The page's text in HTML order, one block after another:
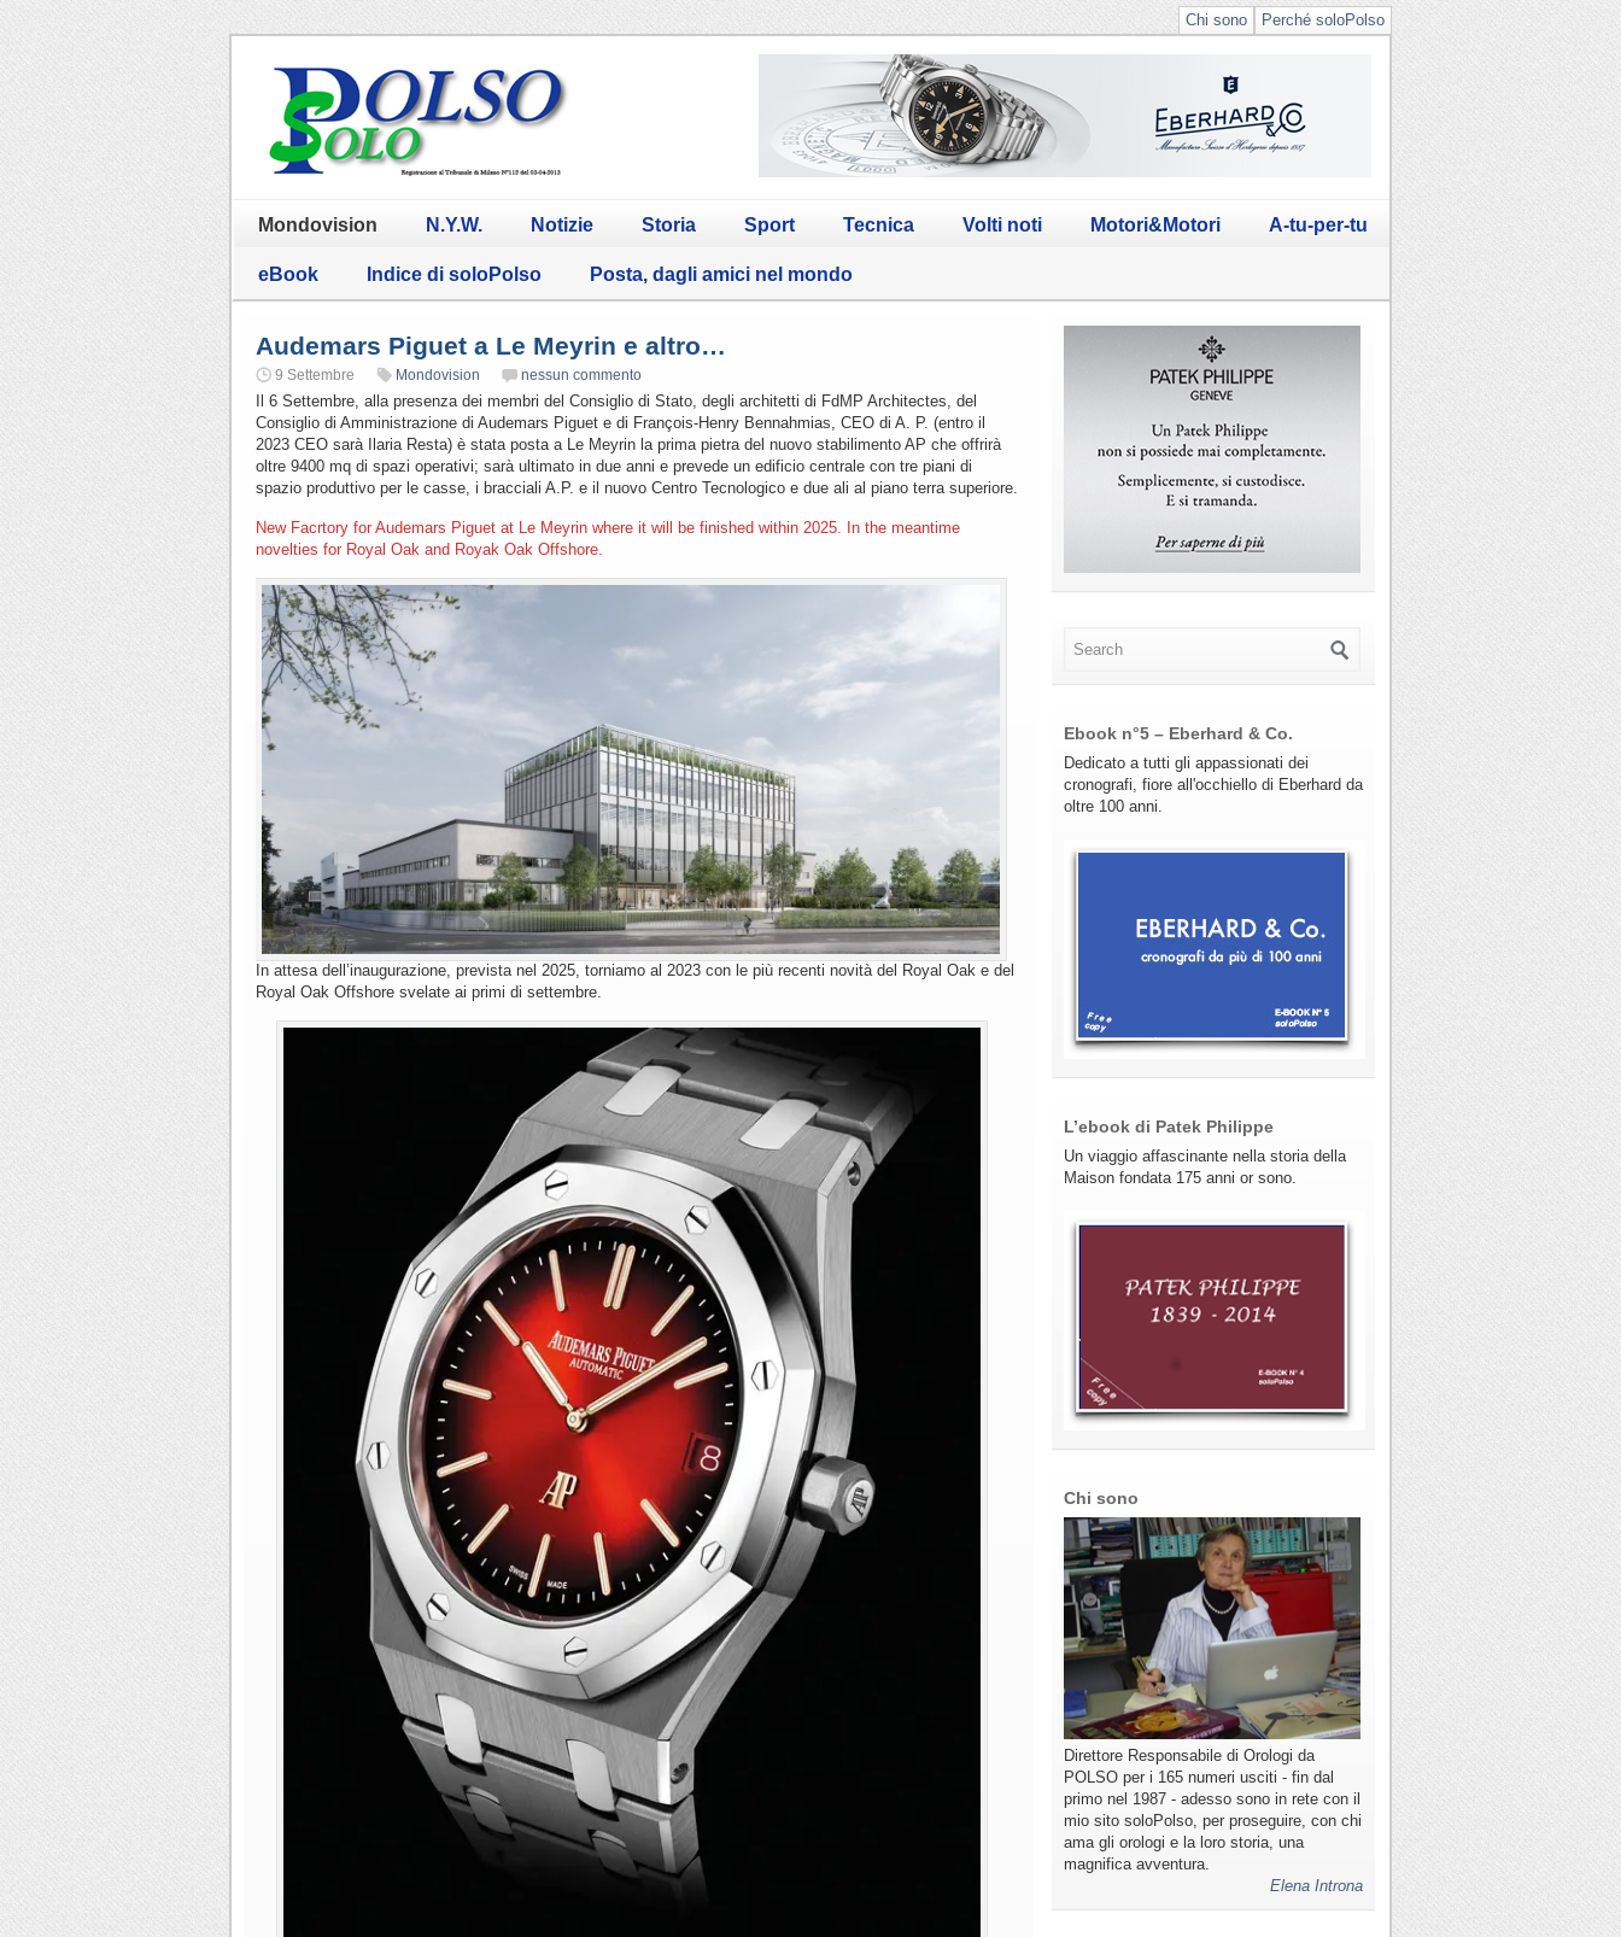
Perché soloPolso
Chi sono
Mondovision N.Y.W. Notizie Storia Sport Tecnica Volti noti Motori&Motori A-tu-per-tu
eBook Indice di soloPolso Posta, dagli amici nel mondo
Audemars Piguet a Le Meyrin e altro…
9 Settembre Mondovision nessun commento
Il 6 Settembre, alla presenza dei membri del Consiglio di Stato, degli architetti di FdMP Architectes, del
Consiglio di Amministrazione di Audemars Piguet e di François-Henry Bennahmias, CEO di A. P. (entro il
2023 CEO sarà Ilaria Resta) è stata posta a Le Meyrin la prima pietra del nuovo stabilimento AP che offrirà
oltre 9400 mq di spazi operativi; sarà ultimato in due anni e prevede un edificio centrale con tre piani di
spazio produttivo per le casse, i bracciali A.P. e il nuovo Centro Tecnologico e due ali al piano terra superiore.
New Facrtory for Audemars Piguet at Le Meyrin where it will be finished within 2025. In the meantime
novelties for Royal Oak and Royak Oak Offshore.
In attesa dell’inaugurazione, prevista nel 2025, torniamo al 2023 con le più recenti novità del Royal Oak e del
Royal Oak Offshore svelate ai primi di settembre.
Ebook n°5 – Eberhard & Co.
Dedicato a tutti gli appassionati dei
cronografi, fiore all'occhiello di Eberhard da
oltre 100 anni.
L’ebook di Patek Philippe
Un viaggio affascinante nella storia della
Maison fondata 175 anni or sono.
Chi sono
Direttore Responsabile di Orologi da
POLSO per i 165 numeri usciti - fin dal
primo nel 1987 - adesso sono in rete con il
mio sito soloPolso, per proseguire, con chi
ama gli orologi e la loro storia, una
magnifica avventura.
Elena Introna